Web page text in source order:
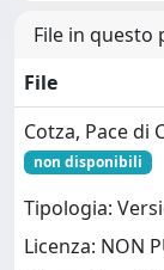
File in questo
File
Cotza, Pace di
non disponibili
Tipologia:
Licenza: NON